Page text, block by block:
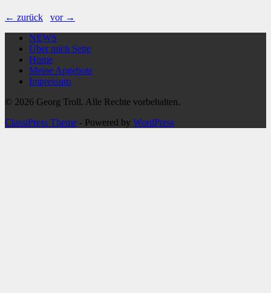
← zurück
vor →
NEWS
Über mich Seite
Home
Meine Angebote
Impressum
© 2026 Georg Troll. Alle Rechte vorbehalten.
ClassiPress Theme - Powered by WordPress